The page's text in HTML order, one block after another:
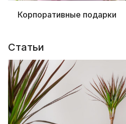
Корпоративные подарки
Статьи